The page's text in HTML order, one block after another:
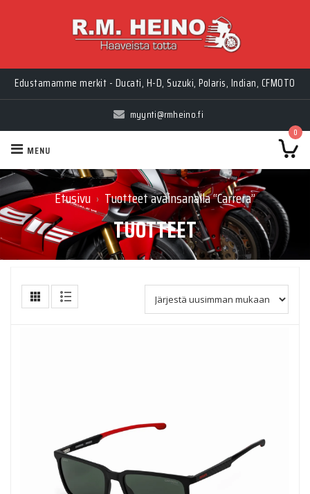
Edustamamme merkit - Ducati, H-D, Suzuki, Polaris, Indian, CFMOTO
myynti@rmheino.fi
0
MENU
Etusivu › Tuotteet avainsanalla “Carrera”
TUOTTEET